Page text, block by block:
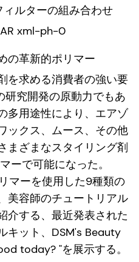
ィルターの組み合わせ
xml-ph-0
の革新的ポリマー
を求める消費者の強い要
研究開発の原動力でもあ
多用途性により、エアゾ
ックス、ムース、その他
まざまなスタイリング剤
ーで可能になった。
マーを使用した9種類の
美容師のチュートリアル
介する、最近発表された
キット、DSM's Beauty
today? "を展示する。